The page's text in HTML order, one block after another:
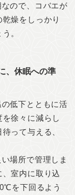
ので、コバエが
燥をしっかり
。
、休眠への準
低下とともに活
徐々に減らし
って与える、
場所で管理しま
室内に取り込
を下回るよう